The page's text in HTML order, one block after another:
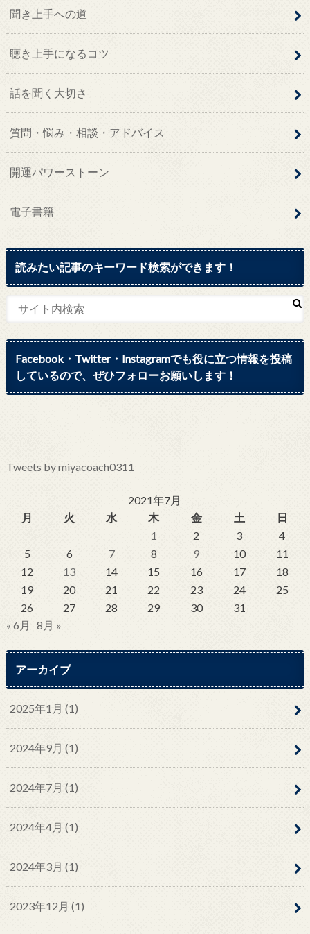
聞き上手への道
聴き上手になるコツ
話を聞く大切さ
質問・悩み・相談・アドバイス
開運パワーストーン
電子書籍
読みたい記事のキーワード検索ができます！
Facebook・Twitter・Instagramでも役に立つ情報を投稿
しているので、ぜひフォローお願いします！
Tweets by miyacoach0311
2021年7月
月
火 水 木 金 土
日
1
2 3
4
5
6 7 8 9 10
11
12
13 14 15 16 17
18
19
20 21 22 23 24
25
26
27 28 29 30
31
« 6月
8月 »
アーカイブ
2025年1月 (1)
2024年9月 (1)
2024年7月 (1)
2024年4月 (1)
2024年3月 (1)
2023年12月 (1)